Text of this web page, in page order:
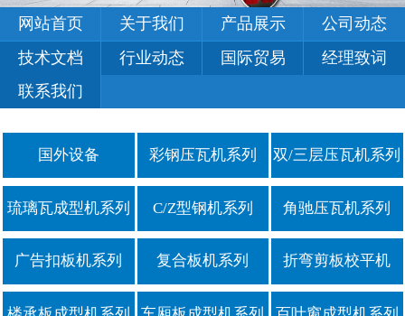
技术文档
行业动态
经理致词
网站首页 关于我们 产品展示
公司动态
技术文档
行业动态 国际贸易
经理致词
联系我们
国外设备 彩钢压瓦机系列 双/三层压瓦机系列
琉璃瓦成型机系列 C/Z型钢机系列 角驰压瓦机系列
广告扣板机系列 复合板机系列 折弯剪板校平机